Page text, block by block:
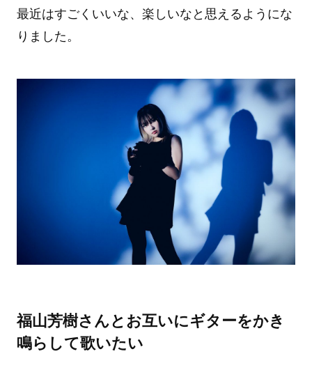
最近はすごくいいな、楽しいなと思えるようにな
りました。
福山芳樹さんとお互いにギターをかき
鳴らして歌いたい